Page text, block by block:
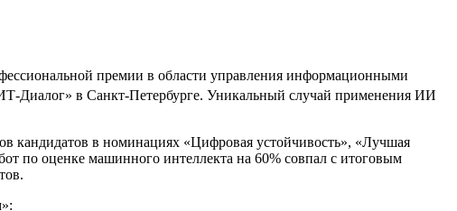
премии в области управления информационными
Диалог» в Санкт-Петербурге. Уникальный случай применения ИИ
кандидатов в номинациях «Цифровая устойчивость», «Лучшая
по оценке машинного интеллекта на 60% совпал с итоговым